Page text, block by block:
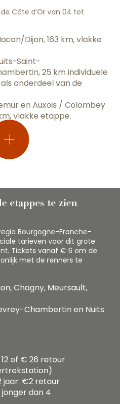
Côte d’Or van 04 tot
Dijon, 163 km, vlakke
Saint-
25 km individuele
onderdeel van de
en Auxois / Colombey
vlakke etappe.
etappes te zien
Bourgogne-Franche-
tarieven voor dit grote
Tickets vanaf € 6 om de
met de renners te
Chagny, Meursault,
Chambertin en Nuits
of € 26 retour
jaar: €2 retour
dan 4